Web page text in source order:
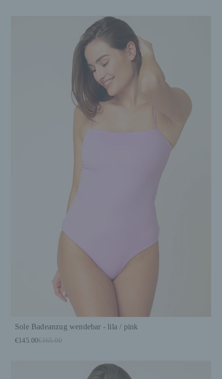
Sole Badeanzug wendebar - lila / pink
€145.00€165.00